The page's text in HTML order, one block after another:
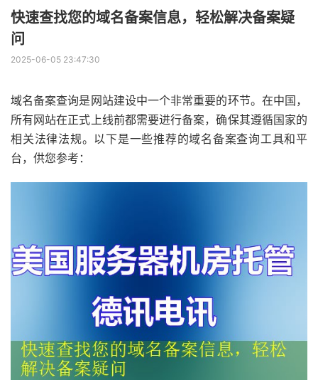
快速查找您的域名备案信息，轻松解决备案疑
问
2025-06-05 23:47:30
域名备案查询是网站建设中一个非常重要的环节。在中国，
所有网站在正式上线前都需要进行备案，确保其遵循国家的
相关法律法规。以下是一些推荐的域名备案查询工具和平
台，供您参考：